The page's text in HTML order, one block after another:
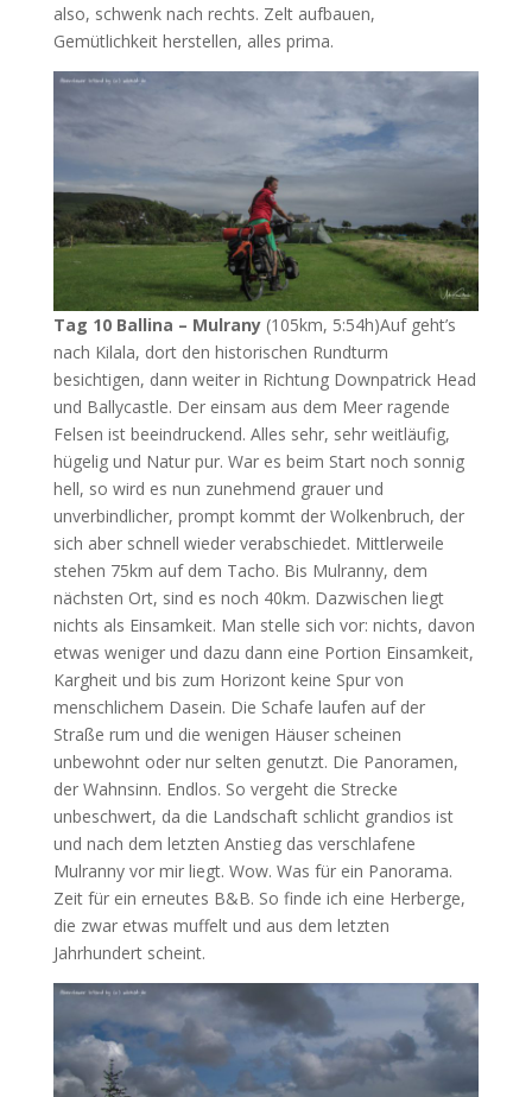
also, schwenk nach rechts. Zelt aufbauen,
Gemütlichkeit herstellen, alles prima.
Tag 10 Ballina – Mulrany(105km, 5:54h)Auf geht’s
nach Kilala, dort den historischen Rundturm
besichtigen, dann weiter in Richtung Downpatrick Head
und Ballycastle. Der einsam aus dem Meer ragende
Felsen ist beeindruckend. Alles sehr, sehr weitläufig,
hügelig und Natur pur. War es beim Start noch sonnig
hell, so wird es nun zunehmend grauer und
unverbindlicher, prompt kommt der Wolkenbruch, der
sich aber schnell wieder verabschiedet. Mittlerweile
stehen 75km auf dem Tacho. Bis Mulranny, dem
nächsten Ort, sind es noch 40km. Dazwischen liegt
nichts als Einsamkeit. Man stelle sich vor: nichts, davon
etwas weniger und dazu dann eine Portion Einsamkeit,
Kargheit und bis zum Horizont keine Spur von
menschlichem Dasein. Die Schafe laufen auf der
Straße rum und die wenigen Häuser scheinen
unbewohnt oder nur selten genutzt. Die Panoramen,
der Wahnsinn. Endlos. So vergeht die Strecke
unbeschwert, da die Landschaft schlicht grandios ist
und nach dem letzten Anstieg das verschlafene
Mulranny vor mir liegt. Wow. Was für ein Panorama.
Zeit für ein erneutes B&B. So finde ich eine Herberge,
die zwar etwas muffelt und aus dem letzten
Jahrhundert scheint.